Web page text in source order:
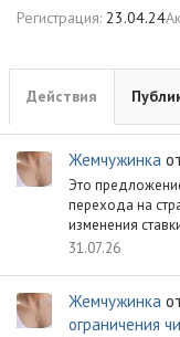
Регистрация 23.04.24
Действия
Жемчужинка
Это
перехода на
изменения
31.07.26
Жемчужинка
ограничения